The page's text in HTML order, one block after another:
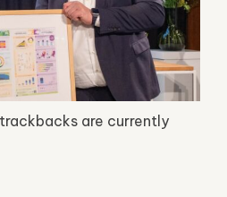
are currently